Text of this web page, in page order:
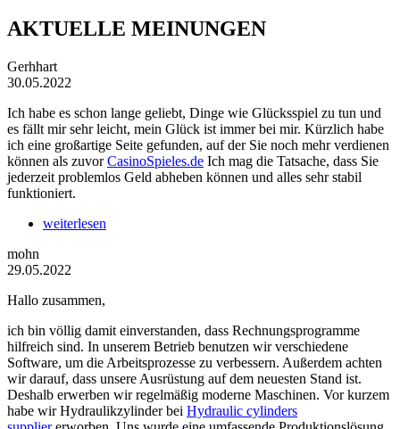
AKTUELLE MEINUNGEN
Gerhhart
30.05.2022
Ich habe es schon lange geliebt, Dinge wie Glücksspiel zu tun und
es fällt mir sehr leicht, mein Glück ist immer bei mir. Kürzlich habe
ich eine großartige Seite gefunden, auf der Sie noch mehr verdienen
können als zuvorCasinoSpieles.de Ich mag die Tatsache, dass Sie
jederzeit problemlos Geld abheben können und alles sehr stabil
funktioniert.
weiterlesen
mohn
29.05.2022
Hallo zusammen,
ich bin völlig damit einverstanden, dass Rechnungsprogramme
hilfreich sind. In unserem Betrieb benutzen wir verschiedene
Software, um die Arbeitsprozesse zu verbessern. Außerdem achten
wir darauf, dass unsere Ausrüstung auf dem neuesten Stand ist.
Deshalb erwerben wir regelmäßig moderne Maschinen. Vor kurzem
habe wir Hydraulikzylinder bei Hydraulic cylinders